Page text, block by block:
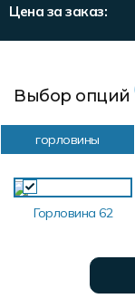
Цена за заказ:
Выбор опций
Горловина 62
горловины